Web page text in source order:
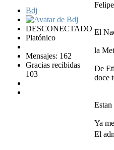
Bdj
DESCONECTADO
Platónico
Mensajes: 162
Gracias recibidas
103
El
la
De
doce
Estan
Ya
El